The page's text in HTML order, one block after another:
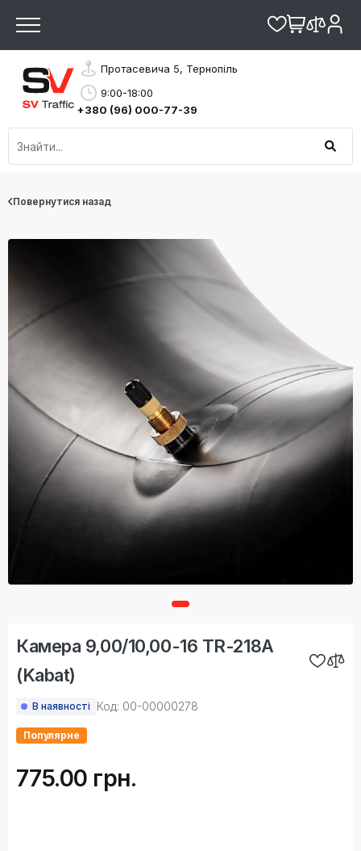
Протасевича 5, Тернопіль
9:00-18:00
+380 (96) 000-77-39
Повернутися назад
Камера 9,00/10,00-16 TR-218A
(Kabat)
В наявності Код: 00-00000278
Популярне
775.00 грн.